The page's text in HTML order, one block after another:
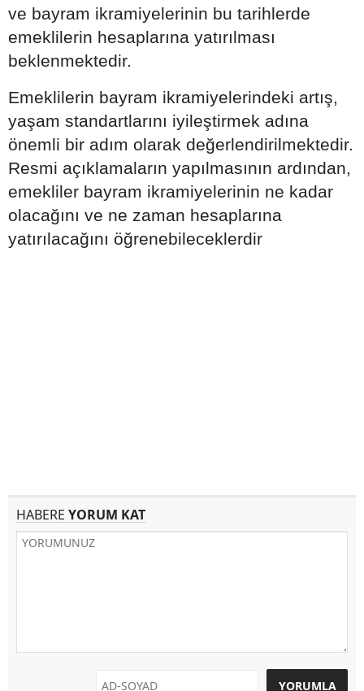
ve bayram ikramiyelerinin bu tarihlerde
emeklilerin hesaplarına yatırılması
beklenmektedir.
Emeklilerin bayram ikramiyelerindeki artış,
yaşam standartlarını iyileştirmek adına
önemli bir adım olarak değerlendirilmektedir.
Resmi açıklamaların yapılmasının ardından,
emekliler bayram ikramiyelerinin ne kadar
olacağını ve ne zaman hesaplarına
yatırılacağını öğrenebileceklerdir
HABERE YORUM KAT